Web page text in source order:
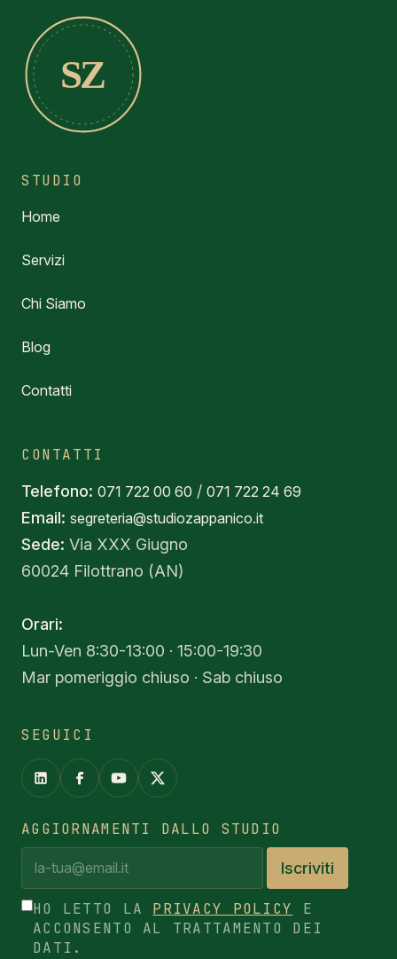
SZ
STUDIO
Home
Servizi
Chi Siamo
Blog
Contatti
CONTATTI
Telefono: 071 722 00 60 / 071 722 24 69
Email: segreteria@studiozappanico.it
Sede: Via XXX Giugno
60024 Filottrano (AN)
Orari:
Lun-Ven 8:30-13:00 · 15:00-19:30
Mar pomeriggio chiuso · Sab chiuso
SEGUICI
AGGIORNAMENTI DALLO STUDIO
Iscriviti
HO LETTO LA PRIVACY POLICY
E
ACCONSENTO AL TRATTAMENTO DEI
DATI.